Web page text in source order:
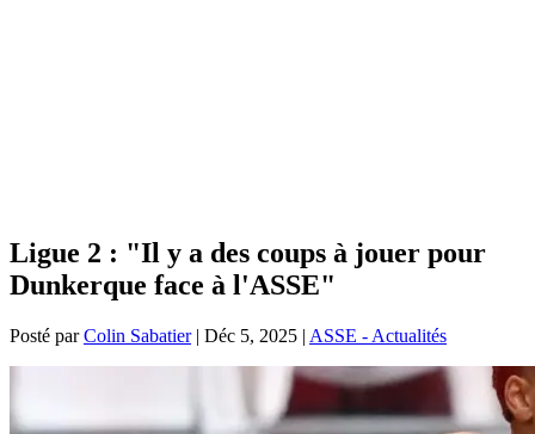
Ligue 2 : "Il y a des coups à jouer pour
Dunkerque face à l'ASSE"
Posté parColin Sabatier| Déc 5, 2025 | ASSE - Actualités